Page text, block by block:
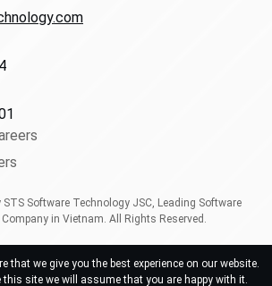
STS Software Technology JSC, Leading Software
in Vietnam. All Rights Reserved.
that we give you the best experience on our website.
site we will assume that you are happy with it.